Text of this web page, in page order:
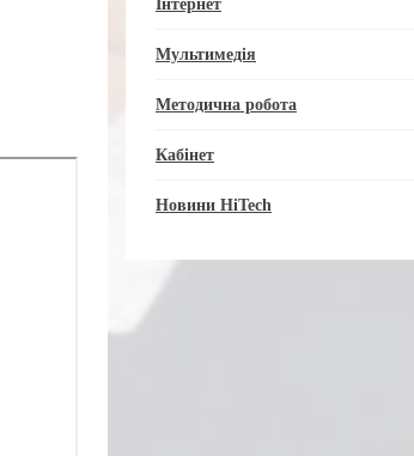
Інтернет
Мультимедія
Методична робота
Кабінет
Новини HiTech